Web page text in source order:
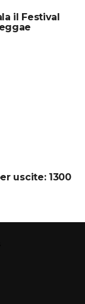
il Festival
uscite: 1300